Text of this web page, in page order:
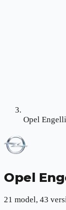
Opel
Opel
21 model, 43